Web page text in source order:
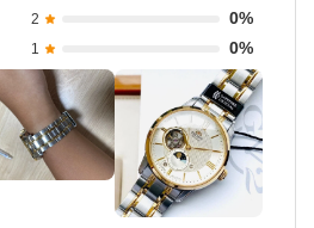
2 0%
1 0%